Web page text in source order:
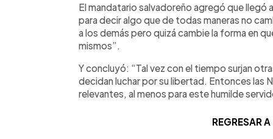
El mandatario salvadoreño agregó que llegó
para decir algo que de todas maneras no
a los demás pero quizá cambie la forma en
mismos”.
Y concluyó: “Tal vez con el tiempo surjan
decidan luchar por su libertad. Entonces las
relevantes, al menos para este humilde
REGRESAR